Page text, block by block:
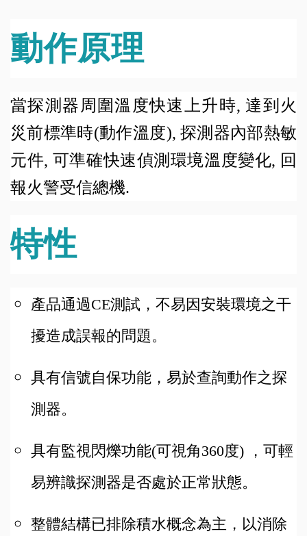
動作原理
當探測器周圍溫度快速上升時, 達到火
災前標準時(動作溫度), 探測器內部熱敏
元件, 可準確快速偵測環境溫度變化, 回
報火警受信總機.
特性
產品通過CE測試，不易因安裝環境之干
擾造成誤報的問題。
具有信號自保功能，易於查詢動作之探
測器。
具有監視閃爍功能(可視角360度) ，可輕
易辨識探測器是否處於正常狀態。
整體結構已排除積水概念為主，以消除